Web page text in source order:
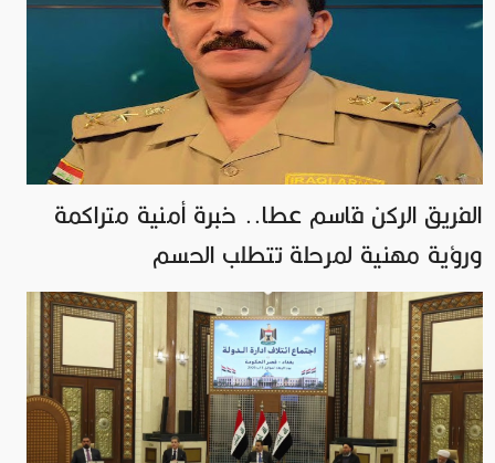
الفريق الركن قاسم عطا.. خبرة أمنية متراكمة
ورؤية مهنية لمرحلة تتطلب الحسم